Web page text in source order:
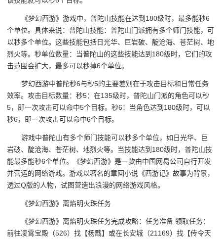
《梦幻西游》游戏中，普陀山技能在达到180级时，最多能秒6
个单位。具体来说：普陀山技能：普陀山门派拥有多个师门技能，可
以秒多个单位。这些技能包括日光华、巨岩破、靛沧海、苍茫树、地
烈火等。秒单位数量：当普陀山的这些技能达到180级时，它们的攻
击范围会扩大，最多可以秒掉6个单位。
梦幻西游中普陀秒6与秒5的主要差别在于攻击目标和日常任务
效率。攻击目标数量：秒5：在135级时，普陀山门派的角色可以秒
5，即一次攻击可以命中5个目标。秒6：当角色达到180级时，可以
秒6，即一次攻击可以命中6个目标。
游戏中普陀山有多个师门技能可以秒多个单位，如日光华、巨
岩破、靛沧海、苍茫树、地烈火等。当技能达到180级时，普陀山技
能最多能秒6个单位。《梦幻西游》是一款由中国网易公司自行开发
并营运的网络游戏。游戏以著名的章回小说《西游记》故事为背景，
透过Q版的人物，试图营造出浪漫的网络游戏风格。
《梦幻西游》离焰明火珠任务
《梦幻西游》离焰明火珠任务完成攻略：任务准备 领取任务：
前往凌霄宝殿（526）找【杨戬】或在长安城（21169）找【传令天